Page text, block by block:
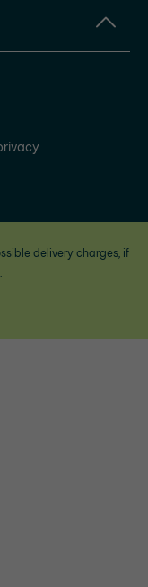
delivery charges, if